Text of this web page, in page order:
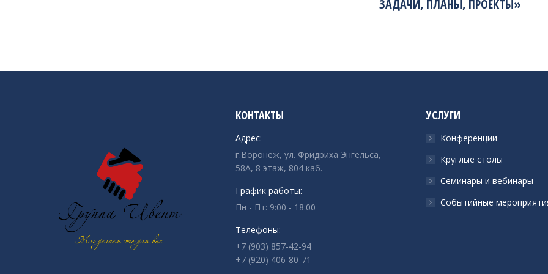
ЗАДАЧИ, ПЛАНЫ, ПРОЕКТЫ»
КОНТАКТЫ
Адрес:
г.Воронеж, ул. Фридриха Энгельса,
58А, 8 этаж, 804 каб.
График работы:
Пн - Пт: 9:00 - 18:00
Телефоны:
+7 (903) 857-42-94
+7 (920) 406-80-71
УСЛУГИ
Конференции
Круглые столы
Семинары и вебинары
Событийные